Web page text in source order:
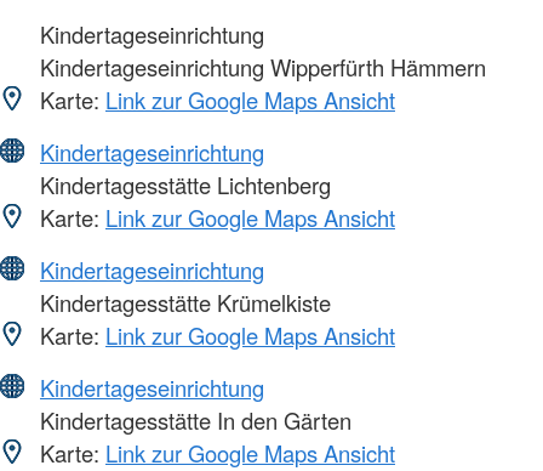
Kindertageseinrichtung
Kindertageseinrichtung Wipperfürth Hämmern
Karte: Link zur Google Maps Ansicht
Kindertageseinrichtung
Kindertagesstätte Lichtenberg
Karte: Link zur Google Maps Ansicht
Kindertageseinrichtung
Kindertagesstätte Krümelkiste
Karte: Link zur Google Maps Ansicht
Kindertageseinrichtung
Kindertagesstätte In den Gärten
Karte: Link zur Google Maps Ansicht